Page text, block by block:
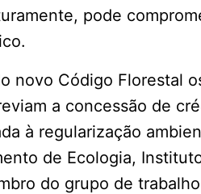
pode
novo Código Florestal
a concessão de
à regularização
de Ecologia,
do grupo de